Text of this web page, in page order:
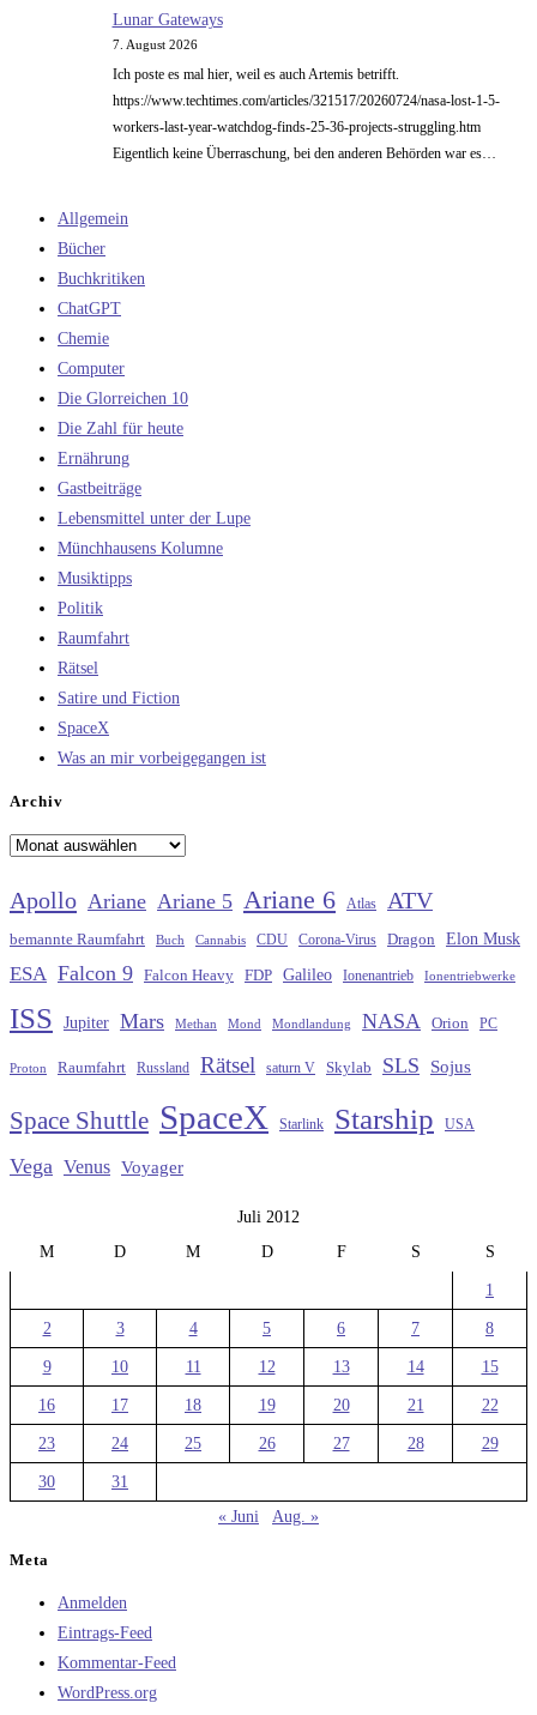
Lunar Gateways
7. August 2026
Ich poste es mal hier, weil es auch Artemis betrifft.
https://www.techtimes.com/articles/321517/20260724/nasa-lost-1-5-
workers-last-year-watchdog-finds-25-36-projects-struggling.htm
Eigentlich keine Überraschung, bei den anderen Behörden war es…
Allgemein
Bücher
Buchkritiken
ChatGPT
Chemie
Computer
Die Glorreichen 10
Die Zahl für heute
Ernährung
Gastbeiträge
Lebensmittel unter der Lupe
Münchhausens Kolumne
Musiktipps
Politik
Raumfahrt
Rätsel
Satire und Fiction
SpaceX
Was an mir vorbeigegangen ist
Archiv
Archiv
Apollo Ariane Ariane 5 Ariane 6 Atlas ATV
bemannte Raumfahrt Buch Cannabis CDU Corona-Virus Dragon Elon Musk
ESA Falcon 9 Falcon Heavy FDP Galileo Ionenantrieb Ionentriebwerke
ISS Jupiter Mars Methan Mond Mondlandung NASA Orion PC
Proton Raumfahrt Russland Rätsel saturn V Skylab SLS Sojus
Space Shuttle SpaceX Starlink Starship USA
Vega Venus Voyager
Juli 2012
M
D M D F S S
1
2 3 4 5 6 7 8
9 10 11 12 13 14 15
16 17 18 19 20 21 22
23 24 25 26 27 28 29
30
31
« Juni
Aug. »
Meta
Anmelden
Eintrags-Feed
Kommentar-Feed
WordPress.org